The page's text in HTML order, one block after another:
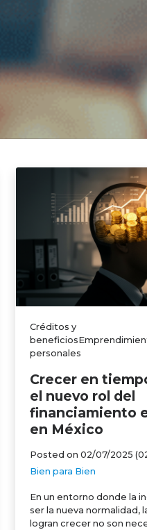
Créditos y
personales
Crecer en
el nuevo rol del
financiamiento
en México
Posted on 02/07/2025
Bien para Bien
En un entorno donde la
ser la nueva normalidad,
logran crecer no son